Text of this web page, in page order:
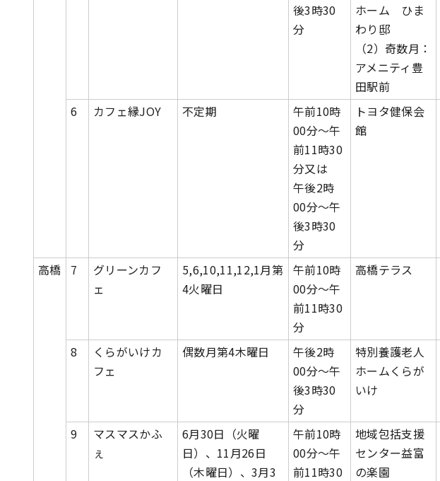
後3時30
分
ホーム ひま
わり邸
（2）奇数月：
アメニティ豊
田駅前
6 カフェ縁JOY 不定期
午前10時
00分～午
前11時30
分又は
午後2時
00分～午
後3時30
分
トヨタ健保会
館
高橋 7
グリーンカフ
ェ
5,6,10,11,12,1月第
4火曜日
午前10時
00分～午
前11時30
分
高橋テラス
8
くらがいけカ
フェ
偶数月第4木曜日
午後2時
00分～午
後3時30
分
特別養護老人
ホームくらが
いけ
9
マスマスかふ
ぇ
6月30日（火曜
日）、11月26日
（木曜日）、3月3
午前10時
00分～午
前11時30
地域包括支援
センター益富
の楽園